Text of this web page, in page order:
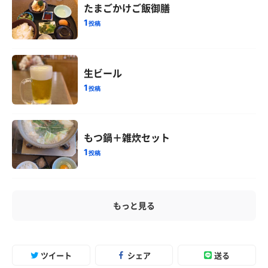
たまごかけご飯御膳
1投稿
生ビール
1投稿
もつ鍋＋雑炊セット
1投稿
もっと見る
ツイート シェア 送る